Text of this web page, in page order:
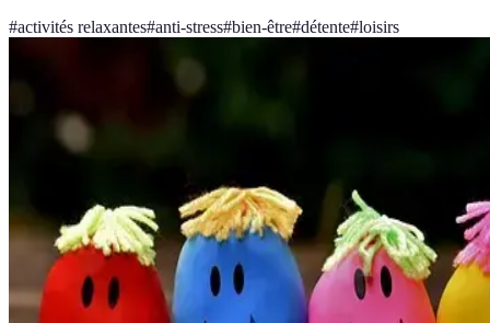
#activités relaxantes#anti-stress#bien-être#détente#loisirs